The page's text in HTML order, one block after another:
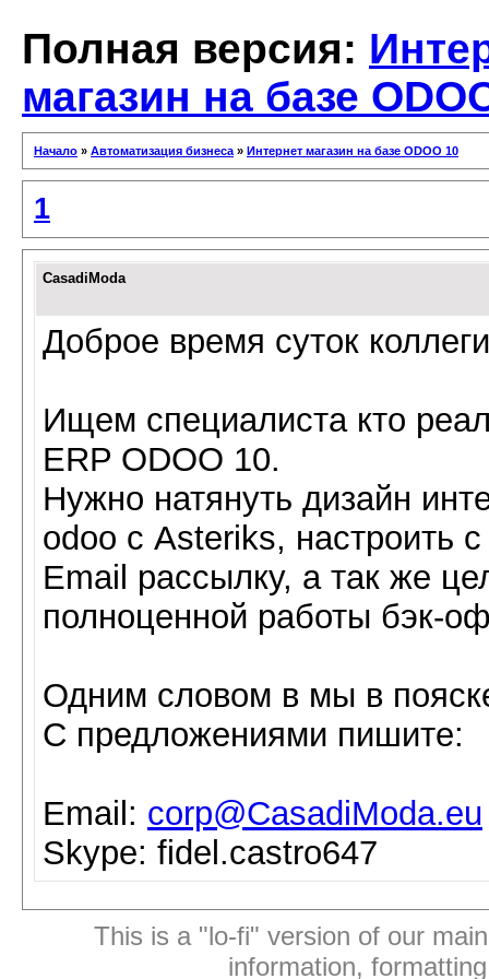
Полная версия:
магазин на базе
Начало » Автоматизация бизнеса » Интернет магазин на базе ODOO 10
1
CasadiModa
Доброе время суток
Ищем специалиста кто
ERP ODOO 10.
Нужно натянуть дизайн
odoo с Asteriks, настроить
Email рассылку, а так же
полноценной работы бэк-
Одним словом в мы в
С предложениями пишите:
Email: corp@CasadiModa.eu
Skype: fidel.castro647
This is a "lo-fi" version of our
information,